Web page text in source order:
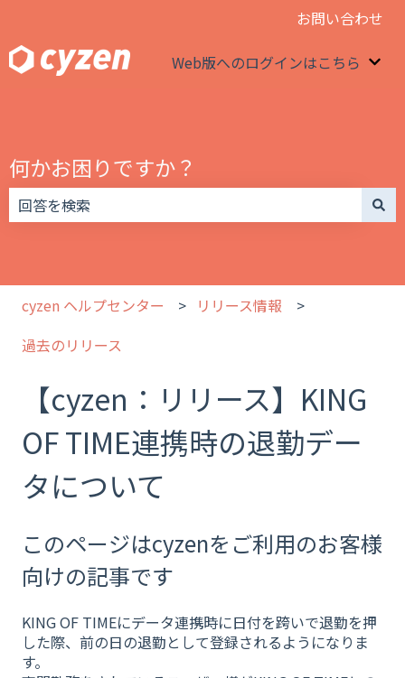
お問い合わせ
Web版へのログインはこちら
何かお困りですか？
cyzen ヘルプセンター
リリース情報
過去のリリース
【cyzen：リリース】KING
OF TIME連携時の退勤デー
タについて
このページはcyzenをご利用のお客様
向けの記事です
KING OF TIMEにデータ連携時に日付を跨いで退勤を押
した際、前の日の退勤として登録されるようになりま
す。